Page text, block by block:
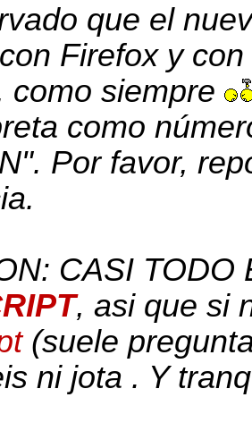
que el
Firefox y
como siempre
como
Por favor,
CASI TODO
, asi que si
(suele
ni jota . Y